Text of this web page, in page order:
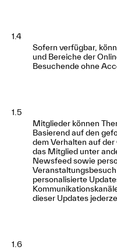
1.4
Sofern verfügbar,
und Bereiche der
Besuchende ohne
1.5
Mitglieder können
Basierend auf den
dem Verhalten auf
das Mitglied unter
Newsfeed sowie
personalisierte
dieser Updates
1.6